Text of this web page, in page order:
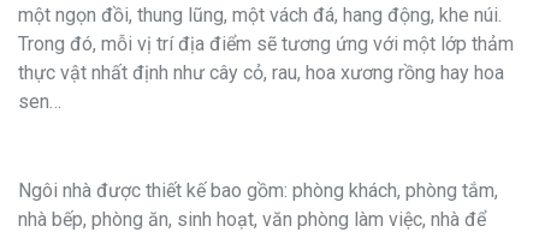
một ngọn đồi, thung lũng, một vách đá, hang động, khe núi.
Trong đó, mỗi vị trí địa điểm sẽ tương ứng với một lớp thảm
thực vật nhất định như cây cỏ, rau, hoa xương rồng hay hoa
sen…
Ngôi nhà được thiết kế bao gồm: phòng khách, phòng tắm,
nhà bếp, phòng ăn, sinh hoạt, văn phòng làm việc, nhà để